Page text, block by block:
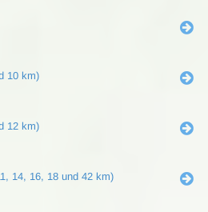
10 km)
12 km)
14, 16, 18 und 42 km)